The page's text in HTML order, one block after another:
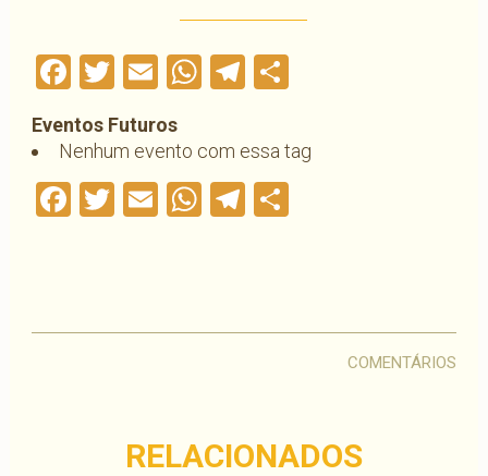
Facebook
Twitter
EmailWhatsApp
Telegram
Eventos Futuros
Nenhum evento com essa tag
Facebook
Twitter
EmailWhatsApp
Telegram
COMENTÁRIOS
RELACIONADOS